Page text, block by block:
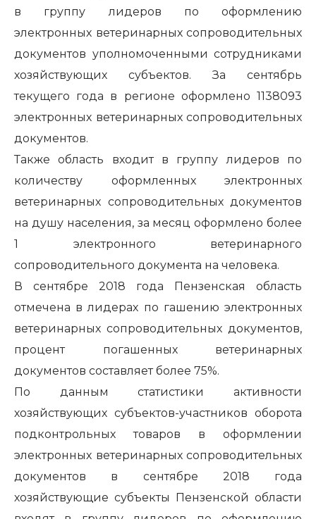
в группу лидеров по оформлению
электронных ветеринарных сопроводительных
документов уполномоченными сотрудниками
хозяйствующих субъектов. За сентябрь
текущего года в регионе оформлено 1138093
электронных ветеринарных сопроводительных
документов.
Также область входит в группу лидеров по
количеству оформленных электронных
ветеринарных сопроводительных документов
на душу населения, за месяц оформлено более
1 электронного ветеринарного
сопроводительного документа на человека.
В сентябре 2018 года Пензенская область
отмечена в лидерах по гашению электронных
ветеринарных сопроводительных документов,
процент погашенных ветеринарных
документов составляет более 75%.
По данным статистики активности
хозяйствующих субъектов-участников оборота
подконтрольных товаров в оформлении
электронных ветеринарных сопроводительных
документов в сентябре 2018 года
хозяйствующие субъекты Пензенской области